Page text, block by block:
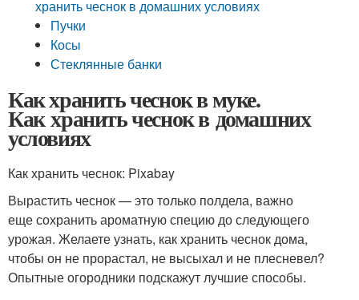
хранить чеснок в домашних условиях
Пучки
Косы
Стеклянные банки
Как хранить чеснок в муке.
Как хранить чеснок в домашних
условиях
Как хранить чеснок: Pixabay
Вырастить чеснок — это только полдела, важно
еще сохранить ароматную специю до следующего
урожая. Желаете узнать, как хранить чеснок дома,
чтобы он не прорастал, не высыхал и не плесневел?
Опытные огородники подскажут лучшие способы.